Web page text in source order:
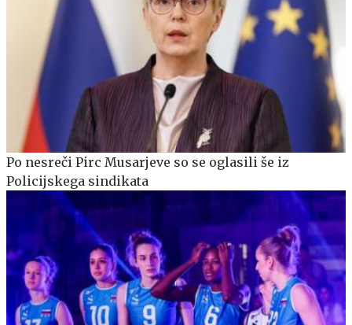
Po nesreči Pirc Musarjeve so se oglasili še iz
Policijskega sindikata